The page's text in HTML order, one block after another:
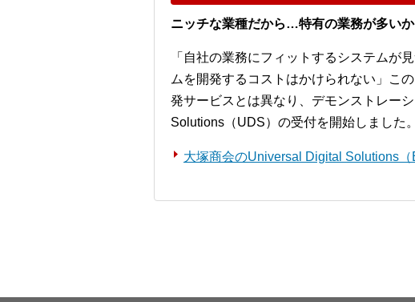
ニッチな業種だから…特有の業務が多い
「自社の業務にフィットするシステムが
ムを開発するコストはかけられない」こ
発サービスとは異なり、デモンストレー
Solutions（UDS）の受付を開始しました。
大塚商会のUniversal Digital Solutions（